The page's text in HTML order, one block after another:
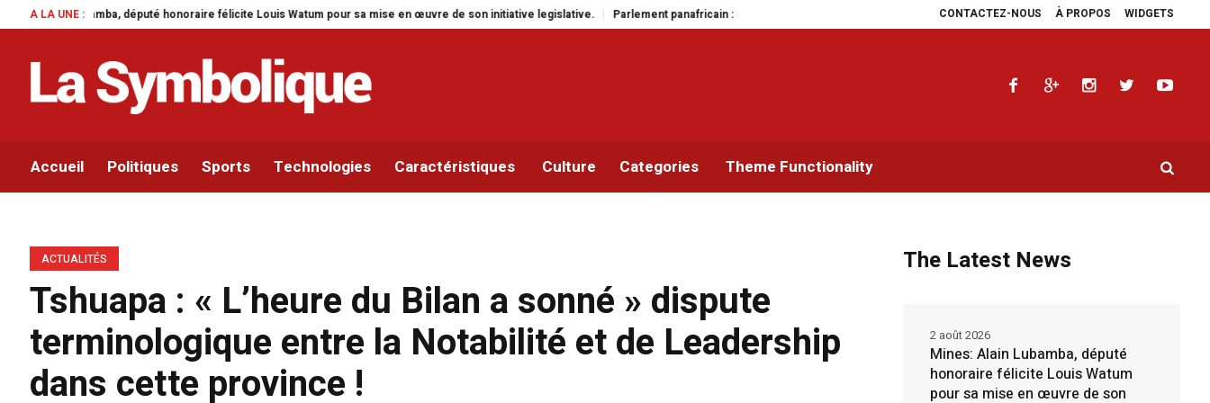
CONTACTEZ-NOUS À PROPOS WIDGETS
A LA UNE :
félicite Louis Watum pour sa mise en œuvre de son initiative legislative. Parlement panafricain : à Johannesburg, Aimé Boji Sangara multiplie les plaidoyers en faveur de la RDC. Parlement panafricain : à Johannesburg,
Accueil Politiques Sports Technologies Caractéristiques Culture Categories Theme Functionality
ACTUALITÉS
Tshuapa : « L’heure du Bilan a sonné » dispute
terminologique entre la Notabilité et de Leadership
dans cette province !
The Latest News
Mines: Alain Lubamba, député
honoraire félicite Louis Watum
pour sa mise en œuvre de son
2 août 2026